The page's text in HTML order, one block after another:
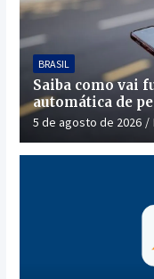
BRASIL
Saiba como vai
automática de
Pensão”
5 de agosto de 2026